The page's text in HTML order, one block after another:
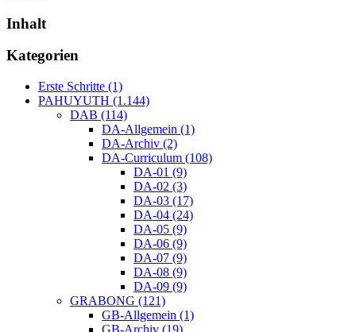
Inhalt
Kategorien
Erste Schritte (1)
PAHUYUTH (1.144)
DAB (114)
DA-Allgemein (1)
DA-Archiv (2)
DA-Curriculum (108)
DA-01 (9)
DA-02 (3)
DA-03 (17)
DA-04 (24)
DA-05 (9)
DA-06 (9)
DA-07 (9)
DA-08 (9)
DA-09 (9)
GRABONG (121)
GB-Allgemein (1)